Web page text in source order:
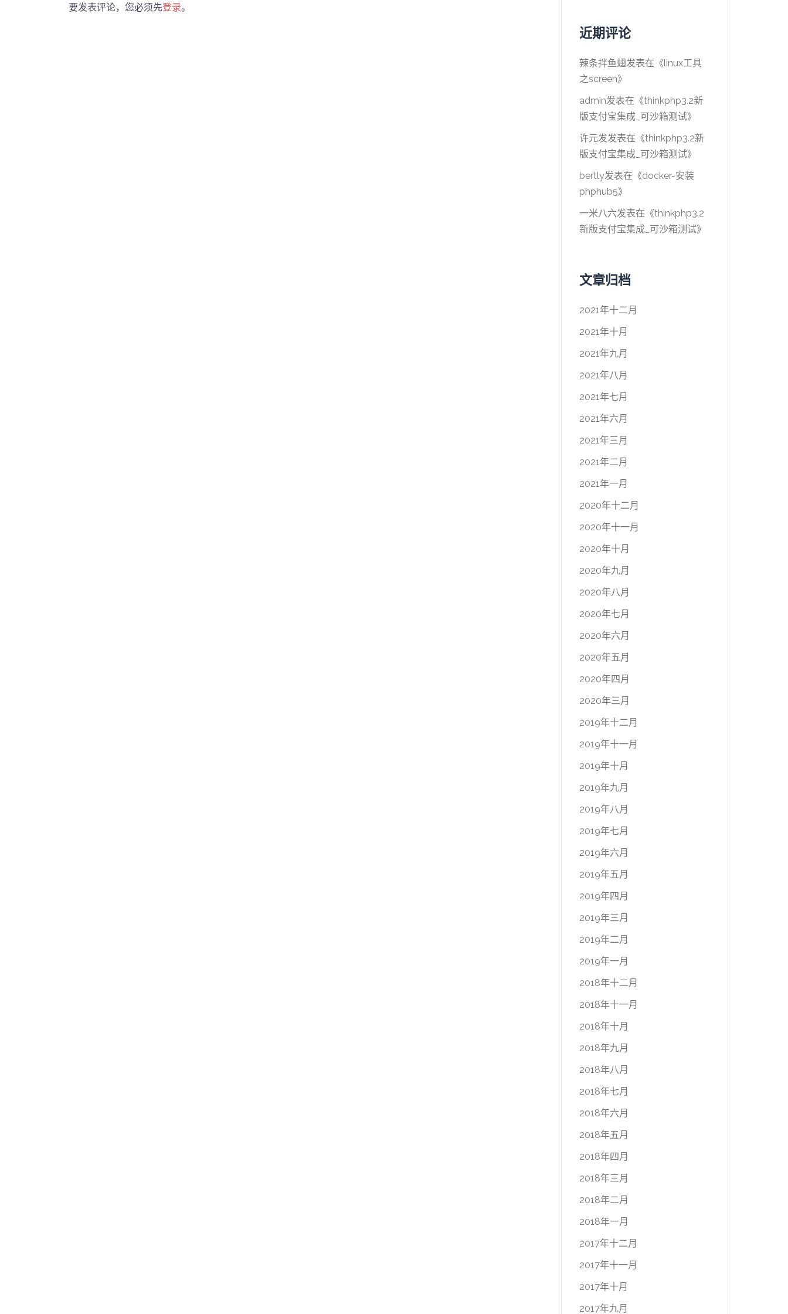
要发表评论，您必须先登录。
近期评论
辣条拌鱼翅发表在《linux工具
之screen》
admin发表在《thinkphp3.2新
版支付宝集成_可沙箱测试》
许元发发表在《thinkphp3.2新
版支付宝集成_可沙箱测试》
bertly发表在《docker-安装
phphub5》
一米八六发表在《thinkphp3.2
新版支付宝集成_可沙箱测试》
文章归档
2021年十二月
2021年十月
2021年九月
2021年八月
2021年七月
2021年六月
2021年三月
2021年二月
2021年一月
2020年十二月
2020年十一月
2020年十月
2020年九月
2020年八月
2020年七月
2020年六月
2020年五月
2020年四月
2020年三月
2019年十二月
2019年十一月
2019年十月
2019年九月
2019年八月
2019年七月
2019年六月
2019年五月
2019年四月
2019年三月
2019年二月
2019年一月
2018年十二月
2018年十一月
2018年十月
2018年九月
2018年八月
2018年七月
2018年六月
2018年五月
2018年四月
2018年三月
2018年二月
2018年一月
2017年十二月
2017年十一月
2017年十月
2017年九月